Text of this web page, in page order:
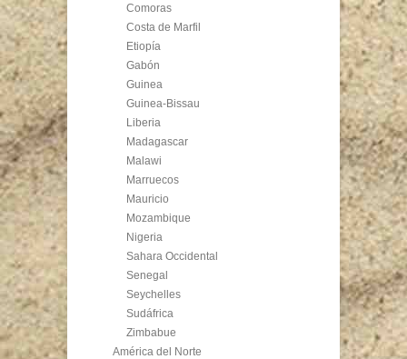
Comoras
Costa de Marfil
Etiopía
Gabón
Guinea
Guinea-Bissau
Liberia
Madagascar
Malawi
Marruecos
Mauricio
Mozambique
Nigeria
Sahara Occidental
Senegal
Seychelles
Sudáfrica
Zimbabue
América del Norte